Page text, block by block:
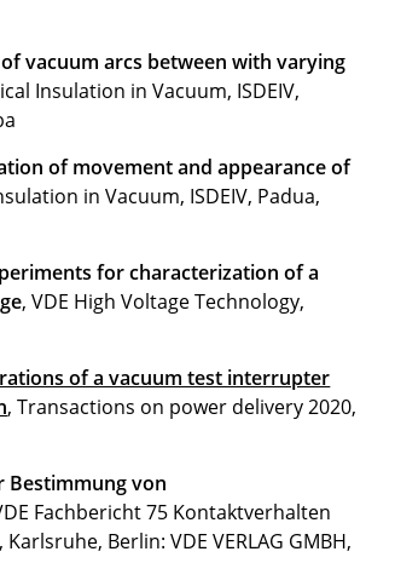
vacuum arcs between with varying
Insulation in Vacuum, ISDEIV,
of movement and appearance of
in Vacuum, ISDEIV, Padua,
for characterization of a
, VDE High Voltage Technology,
of a vacuum test interrupter
, Transactions on power delivery 2020,
Bestimmung von
Fachbericht 75 Kontaktverhalten
Berlin: VDE VERLAG GMBH,